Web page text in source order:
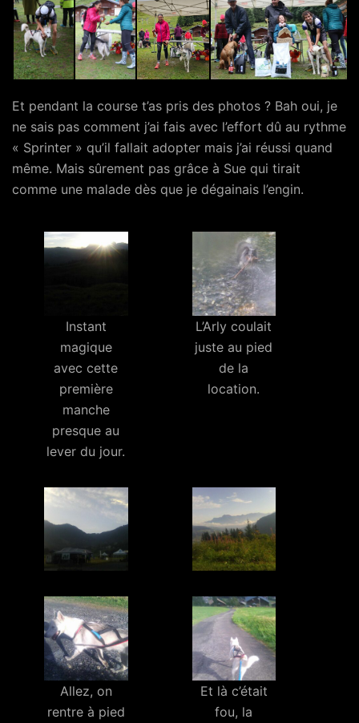
Et pendant la course t’as pris des photos ? Bah oui, je
ne sais pas comment j’ai fais avec l’effort dû au rythme
« Sprinter » qu’il fallait adopter mais j’ai réussi quand
même. Mais sûrement pas grâce à Sue qui tirait
comme une malade dès que je dégainais l’engin.
Instant
magique
avec cette
première
manche
presque au
lever du jour.
L’Arly coulait
juste au pied
de la
location.
Allez, on
rentre à pied
Et là c’était
fou, la